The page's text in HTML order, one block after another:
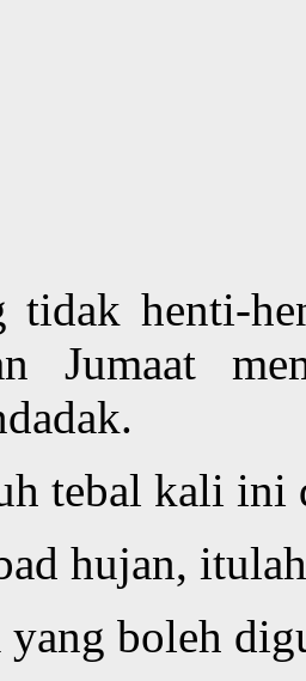
tidak henti-
Jumaat
tebal kali ini
hujan,
yang boleh